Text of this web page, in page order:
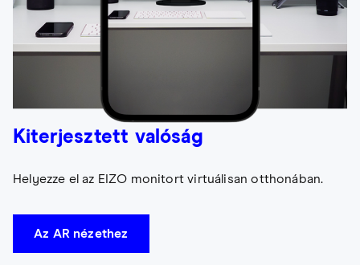
Kiterjesztett valóság
Helyezze el az EIZO monitort virtuálisan otthonában.
Az AR nézethez